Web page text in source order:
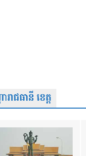
ជធានី ខេត្ត